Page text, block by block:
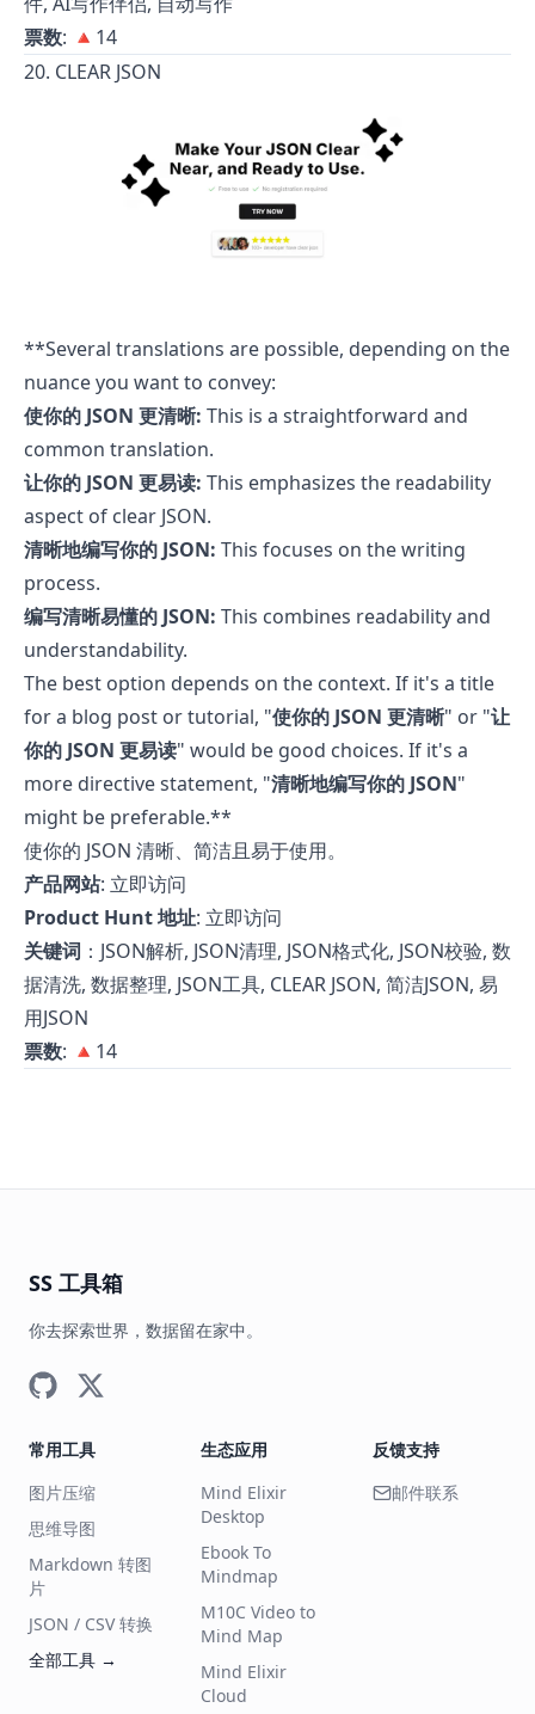
票数: 🔺14
20. CLEAR JSON
**Several translations are possible, depending on the
nuance you want to convey:
使你的 JSON 更清晰: This is a straightforward and
common translation.
让你的 JSON 更易读: This emphasizes the readability
aspect of clear JSON.
清晰地编写你的 JSON: This focuses on the writing
process.
编写清晰易懂的 JSON: This combines readability and
understandability.
The best option depends on the context. If it's a title
for a blog post or tutorial, "使你的 JSON 更清晰" or "让
你的 JSON 更易读" would be good choices. If it's a
more directive statement, "清晰地编写你的 JSON"
might be preferable.**
使你的 JSON 清晰、简洁且易于使用。
产品网站: 立即访问
Product Hunt 地址: 立即访问
关键词 ：JSON解析, JSON清理, JSON格式化, JSON校验, 数
据清洗, 数据整理, JSON工具, CLEAR JSON, 简洁JSON, 易
用JSON
票数: 🔺14
SS 工具箱
你去探索世界，数据留在家中。
常用工具
图片压缩
思维导图
Markdown 转图
片
JSON / CSV 转换
全部工具 →
生态应用
Mind Elixir
Desktop
Ebook To
Mindmap
M10C Video to
Mind Map
Mind Elixir
Cloud
反馈支持
邮件联系